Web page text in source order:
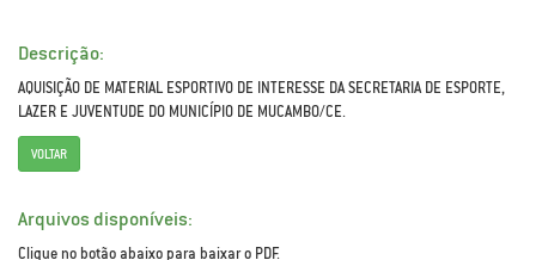
Descrição:
AQUISIÇÃO DE MATERIAL ESPORTIVO DE INTERESSE DA SECRETARIA DE ESPORTE,
LAZER E JUVENTUDE DO MUNICÍPIO DE MUCAMBO/CE.
VOLTAR
Arquivos disponíveis:
Clique no botão abaixo para baixar o PDF.